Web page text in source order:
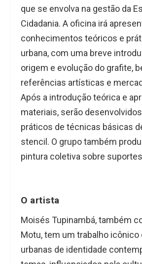
que se envolva na gestão da
Cidadania. A oficina irá
conhecimentos teóricos e
urbana, com uma breve
origem e evolução do grafite,
referências artísticas e
Após a introdução teórica e
materiais, serão
práticos de técnicas básicas
stencil. O grupo também
pintura coletiva sobre
O artista
Moisés Tupinambá, também
Motu, tem um trabalho icônico
urbanas de identidade